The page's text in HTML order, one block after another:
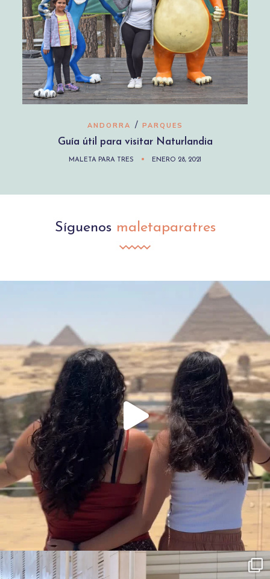
ANDORRA / PARQUES
Guía útil para visitar Naturlandia
MALETA PARA TRES ENERO 28, 2021
Síguenos maletaparatres